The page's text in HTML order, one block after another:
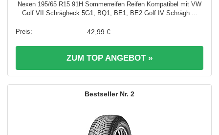
Nexen 195/65 R15 91H Sommerreifen Reifen Kompatibel mit VW
Golf VII Schrägheck 5G1, BQ1, BE1, BE2 Golf IV Schrägh ...
42,99 €
ZUM TOP ANGEBOT »
2